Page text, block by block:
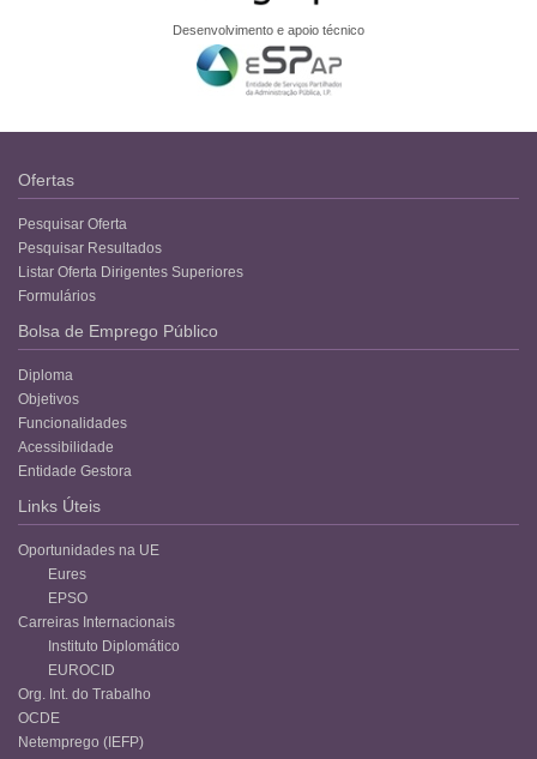
Desenvolvimento e apoio técnico
Ofertas
Pesquisar Oferta
Pesquisar Resultados
Listar Oferta Dirigentes Superiores
Formulários
Bolsa de Emprego Público
Diploma
Objetivos
Funcionalidades
Acessibilidade
Entidade Gestora
Links Úteis
Oportunidades na UE
Eures
EPSO
Carreiras Internacionais
Instituto Diplomático
EUROCID
Org. Int. do Trabalho
OCDE
Netemprego (IEFP)